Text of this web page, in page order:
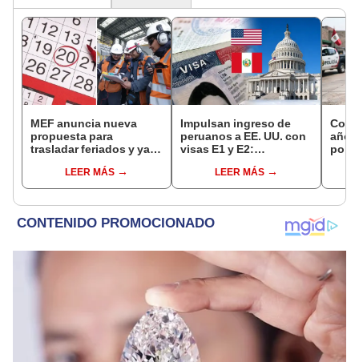
MEF anuncia nueva
propuesta para
trasladar feriados y ya
“Lunes es mejor día”
LEER MÁS
Impulsan ingreso de
peruanos a EE. UU. con
visas E1 y E2:
pymes serían los más
beneficiados
LEER MÁS
años